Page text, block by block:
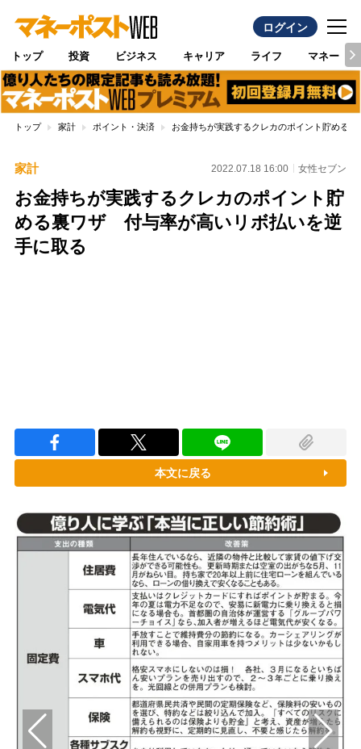
ログイン
トップ 投資 ビジネス キャリア ライフ マネー
トップ 家計 ポイント・決済 お金持ちが実践するクレカのポイント貯める
家計 2022.07.18 16:00 女性セブン
お金持ちが実践するクレカのポイント貯
める裏ワザ 付与率が高いリボ払いを逆
手に取る
本文に戻る